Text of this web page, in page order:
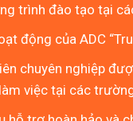
trình đào tạo tại
động của ADC
chuyên nghiệp
việc tại các